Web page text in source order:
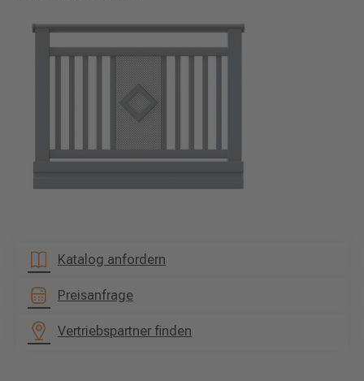
Katalog anfordern
Preisanfrage
Vertriebspartner finden